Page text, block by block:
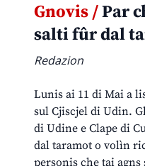
Gnovis /Par
salti fûr dal
Redazion
Lunis ai 11 di Mai a
sul Cjiscjel di Udin.
di Udine e Clape di
dal taramot o volìn
personis che tai